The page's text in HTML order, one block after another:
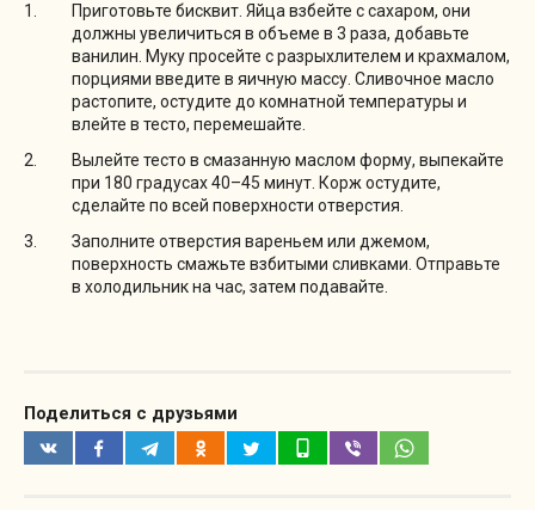
Приготовьте бисквит. Яйца взбейте с сахаром, они
должны увеличиться в объеме в 3 раза, добавьте
ванилин. Муку просейте с разрыхлителем и крахмалом,
порциями введите в яичную массу. Сливочное масло
растопите, остудите до комнатной температуры и
влейте в тесто, перемешайте.
Вылейте тесто в смазанную маслом форму, выпекайте
при 180 градусах 40–45 минут. Корж остудите,
сделайте по всей поверхности отверстия.
Заполните отверстия вареньем или джемом,
поверхность смажьте взбитыми сливками. Отправьте
в холодильник на час, затем подавайте.
Поделиться с друзьями